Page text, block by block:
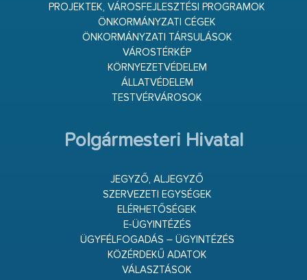
PROJEKTEK, VÁROSFEJLESZTÉSI PROGRAMOK
ÖNKORMÁNYZATI CÉGEK
ÖNKORMÁNYZATI TÁRSULÁSOK
VÁROSTÉRKÉP
KÖRNYEZETVÉDELEM
ÁLLATVÉDELEM
TESTVÉRVÁROSOK
Polgármesteri Hivatal
JEGYZŐ, ALJEGYZŐ
SZERVEZETI EGYSÉGEK
ELÉRHETŐSÉGEK
E-ÜGYINTÉZÉS
ÜGYFÉLFOGADÁS – ÜGYINTÉZÉS
KÖZÉRDEKŰ ADATOK
VÁLASZTÁSOK